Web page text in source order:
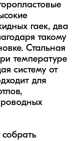
гаек, два
такому
Стальная
температуре
систему от
для
собрать